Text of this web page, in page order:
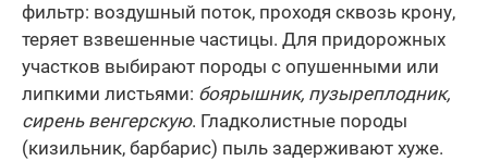
фильтр: воздушный поток, проходя сквозь крону,
теряет взвешенные частицы. Для придорожных
участков выбирают породы с опушенными или
липкими листьями: боярышник, пузыреплодник,
сирень венгерскую. Гладколистные породы
(кизильник, барбарис) пыль задерживают хуже.